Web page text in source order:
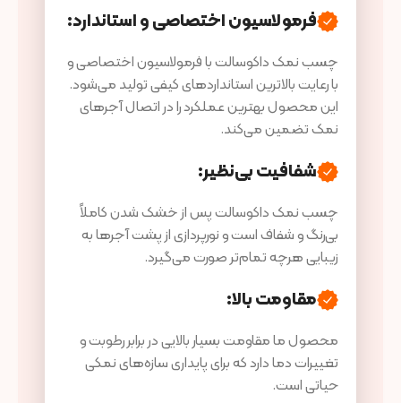
فرمولاسیون اختصاصی و استاندارد:
چسب نمک داکوسالت با فرمولاسیون اختصاصی و
با رعایت بالاترین استانداردهای کیفی تولید می‌شود.
این محصول بهترین عملکرد را در اتصال آجرهای
نمک تضمین می‌کند.
شفافیت بی‌نظیر:
چسب نمک داکوسالت پس از خشک شدن کاملاً
بی‌رنگ و شفاف است و نورپردازی از پشت آجرها به
زیبایی هرچه تمام‌تر صورت می‌گیرد.
مقاومت بالا:
محصول ما مقاومت بسیار بالایی در برابر رطوبت و
تغییرات دما دارد که برای پایداری سازه‌های نمکی
حیاتی است.